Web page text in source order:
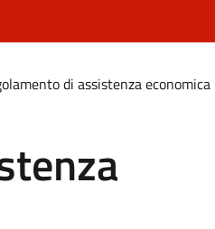
di assistenza economica